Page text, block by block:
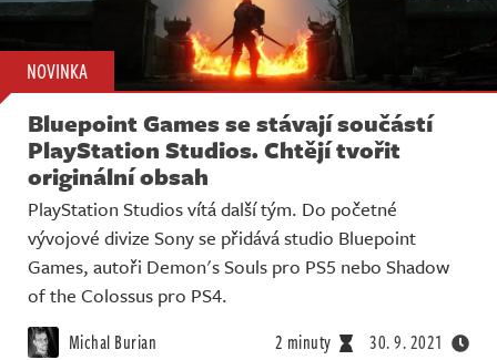
NOVINKA
Bluepoint Games se stávají součástí
PlayStation Studios. Chtějí tvořit
originální obsah
PlayStation Studios vítá další tým. Do početné
vývojové divize Sony se přidává studio Bluepoint
Games, autoři Demon's Souls pro PS5 nebo Shadow
of the Colossus pro PS4.
Michal Burian 2 minuty 30. 9. 2021